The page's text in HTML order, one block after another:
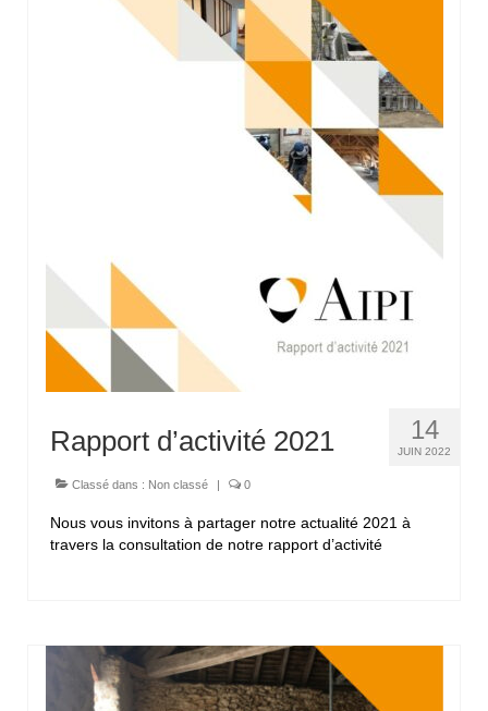
14
JUIN 2022
Rapport d’activité 2021
Classé dans : Non classé | 0
Nous vous invitons à partager notre actualité 2021 à
travers la consultation de notre rapport d’activité